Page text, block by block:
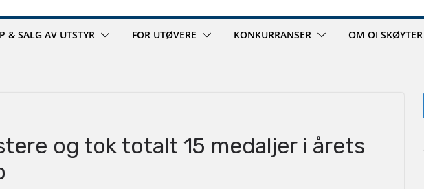
& SALG AV UTSTYR FOR UTØVERE KONKURRANSER OM OI SKØYTER
og tok totalt 15 medaljer i årets